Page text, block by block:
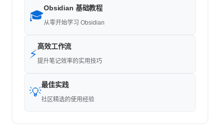
🎓
Obsidian 基础教程
从零开始学习 Obsidian
⚡
高效工作流
提升笔记效率的实用技巧
💡
最佳实践
社区精选的使用经验